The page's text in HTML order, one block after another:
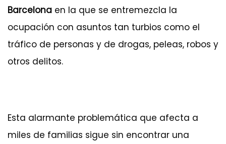
Barcelona en la que se entremezcla la
ocupación con asuntos tan turbios como el
tráfico de personas y de drogas, peleas, robos y
otros delitos.
Esta alarmante problemática que afecta a
miles de familias sigue sin encontrar una